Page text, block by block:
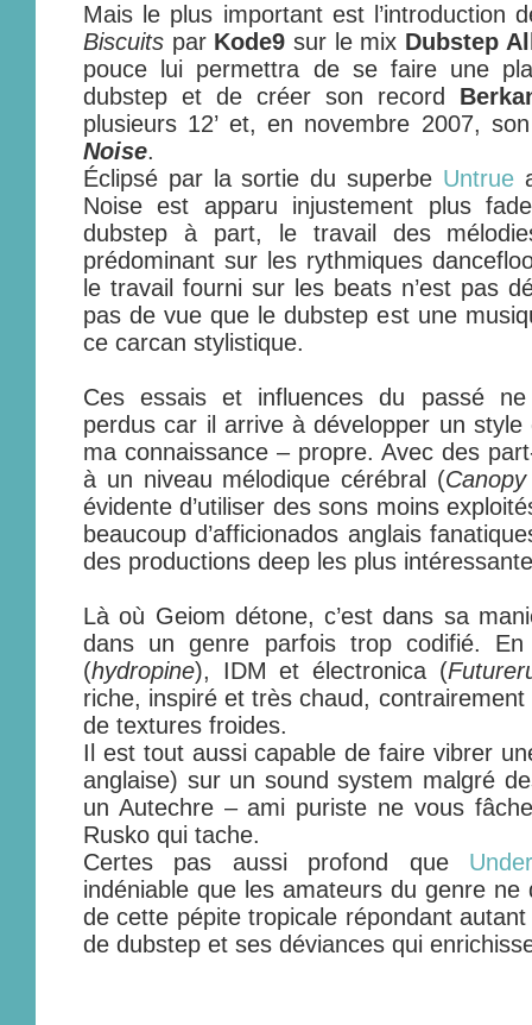
Mais le plus important est l’introduction
Biscuits par Kode9 sur le mix Dubstep
pouce lui permettra de se faire une
dubstep et de créer son record
plusieurs 12’ et, en novembre 2007,
Noise.
Éclipsé par la sortie du superbe Untrue
Noise est apparu injustement plus
dubstep à part, le travail des
prédominant sur les rythmiques
le travail fourni sur les beats n’est pas
pas de vue que le dubstep est une
ce carcan stylistique.
Ces essais et influences du passé
perdus car il arrive à développer un
ma connaissance – propre. Avec des
à un niveau mélodique cérébral (
évidente d’utiliser des sons moins
beaucoup d’afficionados anglais
des productions deep les plus
Là où Geiom détone, c’est dans sa
dans un genre parfois trop codifié. En
(hydropine), IDM et électronica (
riche, inspiré et très chaud,
de textures froides.
Il est tout aussi capable de faire vibrer
anglaise) sur un sound system malgré
un Autechre – ami puriste ne vous
Rusko qui tache.
Certes pas aussi profond que
indéniable que les amateurs du genre
de cette pépite tropicale répondant
de dubstep et ses déviances qui